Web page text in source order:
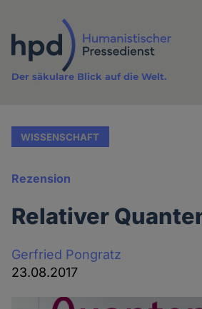
Inhalt
Der säkulare Blick auf die Welt.
WISSENSCHAFT
Rezension
Relativer
Gerfried Pongratz
23.08.2017